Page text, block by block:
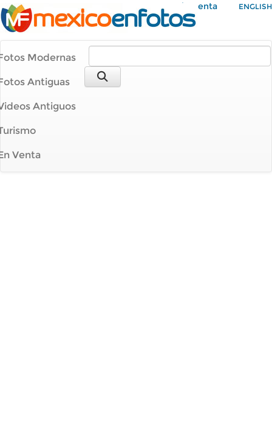
Mi Cuenta ENGLISH
Modernas
Antiguas
Antiguos
Venta